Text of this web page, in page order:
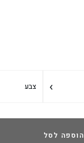
› צבע
הוספה לסל